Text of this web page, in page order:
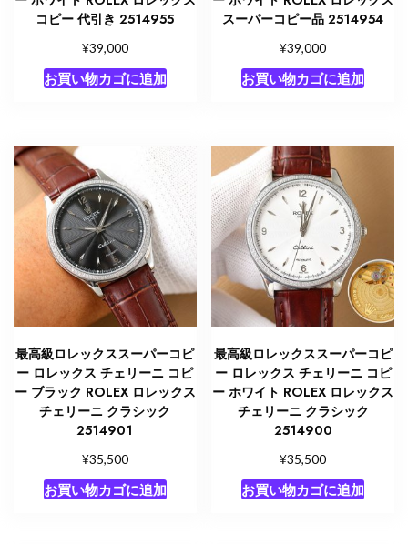
コピー 代引き 2514955
¥39,000
お買い物カゴに追加
スーパーコピー品 2514954
¥39,000
お買い物カゴに追加
最高級ロレックススーパーコピ
ー ロレックス チェリーニ コピ
ー ブラック ROLEX ロレックス
チェリーニ クラシック
2514901
¥35,500
お買い物カゴに追加
最高級ロレックススーパーコピ
ー ロレックス チェリーニ コピ
ー ホワイト ROLEX ロレックス
チェリーニ クラシック
2514900
¥35,500
お買い物カゴに追加